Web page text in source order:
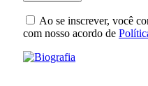
Ao se inscrever, você
com nosso acordo de